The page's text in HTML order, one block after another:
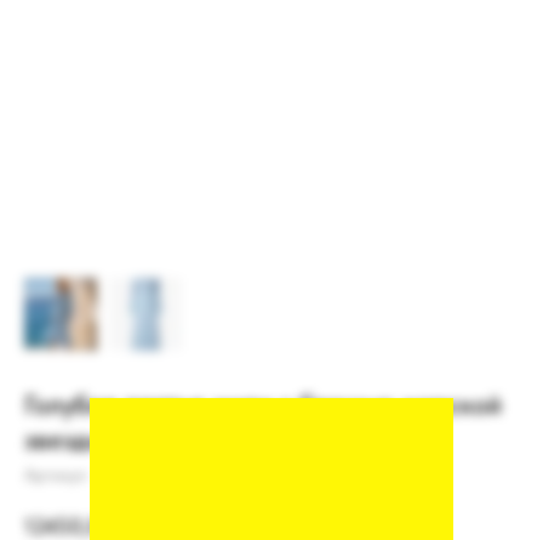
Голубое платье миди с брошью морской
звездой
12450,00